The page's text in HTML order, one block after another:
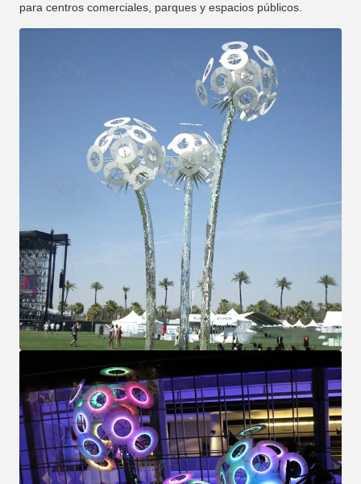
para centros comerciales, parques y espacios públicos.